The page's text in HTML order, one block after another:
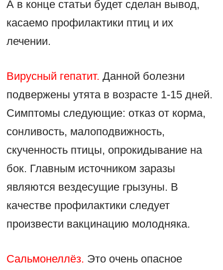
А в конце статьи будет сделан вывод,
касаемо профилактики птиц и их
лечении.
Вирусный гепатит. Данной болезни
подвержены утята в возрасте 1-15 дней.
Симптомы следующие: отказ от корма,
сонливость, малоподвижность,
скученность птицы, опрокидывание на
бок. Главным источником заразы
являются вездесущие грызуны. В
качестве профилактики следует
произвести вакцинацию молодняка.
Сальмонеллёз. Это очень опасное